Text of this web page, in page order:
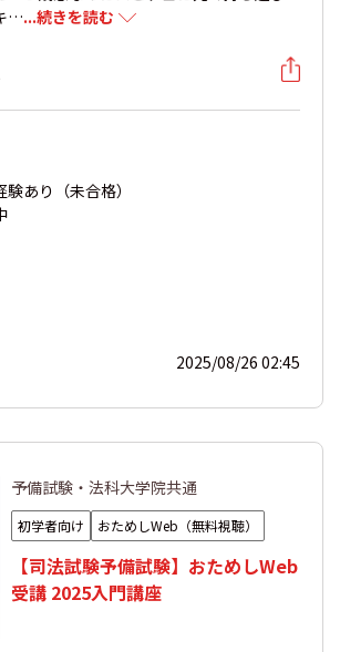
…...続きを読む
験あり（未合格）
2025/08/26 02:45
予備試験・法科大学院共通
初学者向け おためしWeb（無料視聴）
【司法試験予備試験】おためしWeb
受講 2025入門講座